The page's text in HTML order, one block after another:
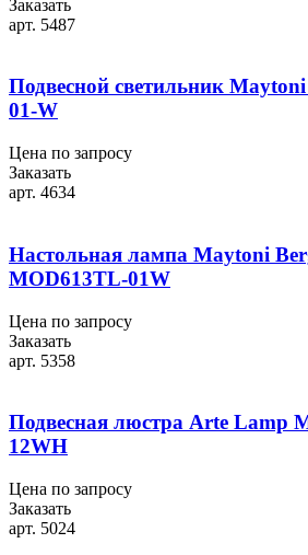
Заказать
арт. 5487
Подвесной светильник
01-W
Цена по запросу
Заказать
арт. 4634
Настольная лампа Maytoni
MOD613TL-01W
Цена по запросу
Заказать
арт. 5358
Подвесная люстра Arte Lamp
12WH
Цена по запросу
Заказать
арт. 5024